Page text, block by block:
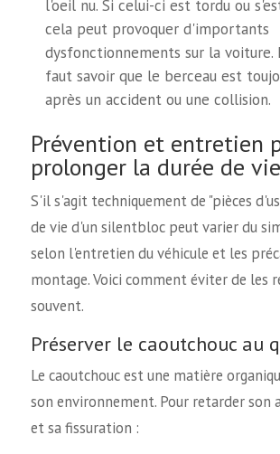
l'oeil nu. Si celui-ci est tordu ou
cela peut provoquer d'importants
dysfonctionnements sur la voiture.
faut savoir que le berceau est
après un accident ou une collision.
Prévention et entretien
prolonger la durée de vie
S'il s'agit techniquement de "pièces
de vie d'un silentbloc peut varier du
selon l'entretien du véhicule et les
montage. Voici comment éviter de les
souvent.
Préserver le caoutchouc au
Le caoutchouc est une matière
son environnement. Pour retarder son
et sa fissuration :